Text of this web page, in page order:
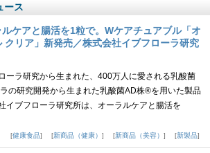
ース
ルケアと腸活を1粒で。Wケアチュアブル「オ
クリア」新発売／株式会社イブフローラ研究
ーラ研究から生まれた、400万人に愛される乳酸菌
の研究開発から生まれた乳酸菌AD株®を用いた製品
イブフローラ研究所は、オーラルケアと腸活を
健康食品 新商品（健康） 新商品（美容） 新製品